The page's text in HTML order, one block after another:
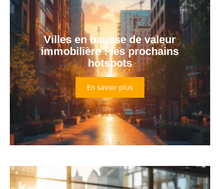
Villes en hausse de valeur
immobilière : les prochains
hotspots
En savoir plus